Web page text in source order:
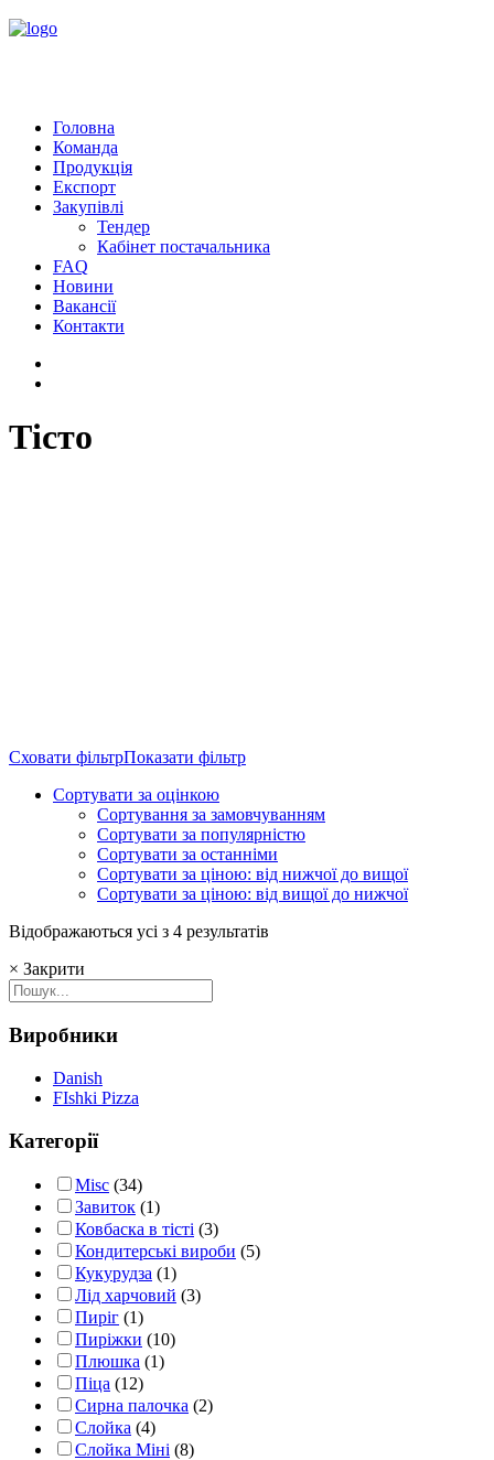
Головна
Команда
Продукція
Експорт
Закупівлі
Тендер
Кабінет постачальника
FAQ
Новини
Вакансії
Контакти
Тісто
Сховати фільтрПоказати фільтр
Сортувати за оцінкою
Сортування за замовчуванням
Сортувати за популярністю
Сортувати за останніми
Сортувати за ціною: від нижчої до вищої
Сортувати за ціною: від вищої до нижчої
Відображаються усі з 4 результатів
× Закрити
Виробники
Danish
FIshki Pizza
Категорії
Misc (34)
Завиток (1)
Ковбаска в тісті (3)
Кондитерські вироби (5)
Кукурудза (1)
Лід харчовий (3)
Пиріг (1)
Пиріжки (10)
Плюшка (1)
Піца (12)
Сирна палочка (2)
Слойка (4)
Слойка Міні (8)